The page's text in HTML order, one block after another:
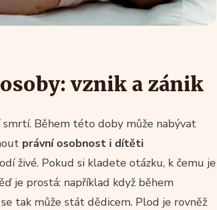
vznik a zánik
smrtí. Během této doby může nabývat
právní osobnost i dítěti
živé. Pokud si kladete otázku, k čemu je
je prostá: například když během
tak může stát dědicem. Plod je rovněž